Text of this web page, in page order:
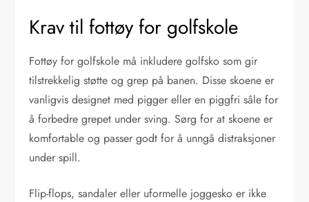
Krav til fottøy for golfskole
Fottøy for golfskole må inkludere golfsko som gir
tilstrekkelig støtte og grep på banen. Disse skoene er
vanligvis designet med pigger eller en piggfri såle for
å forbedre grepet under sving. Sørg for at skoene er
komfortable og passer godt for å unngå distraksjoner
under spill.
Flip-flops, sandaler eller uformelle joggesko er ikke